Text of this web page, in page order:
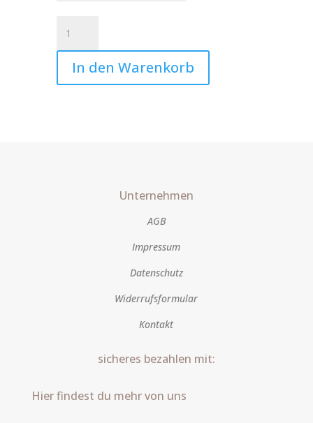
Mein
Sohn
Art.Nr.:10274
Menge
In den Warenkorb
Unternehmen
AGB
Impressum
Datenschutz
Widerrufsformular
Kontakt
sicheres bezahlen mit:
Hier findest du mehr von uns